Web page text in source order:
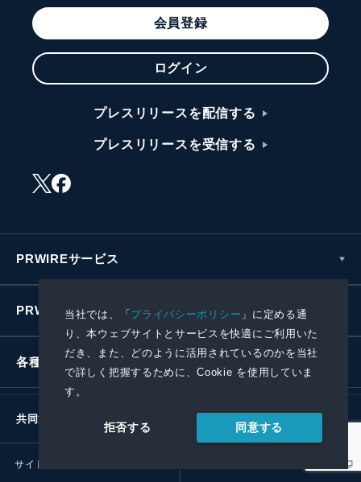
当社では、「プライバシーポリシー 」に定める通
り、本ウェブサイトとサービスを快適にご利用いた
だき、また、どのように活用されているのかを当社
で詳しく把握するために、Cookie を使用していま
す。
拒否する 同意する
会員登録
ログイン
プレスリリースを配信する
プレスリリースを受信する
PRWIREサービス
PRWIREについて
各種お問い合わせ
共同通信社グループ
サイトポリシー